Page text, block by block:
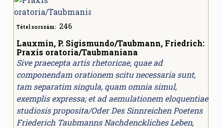
Tétel sorszám: 246
Lauxmin, P. Sigismundo/Taubmann, Friedrich:
Praxis oratoria/Taubmaniana
Sive praecepta artis rhetoricae, quae ad
componendam orationem scitu necessaria sunt,
tam separatim singula, quam omnia simul,
exemplis expressa; et ad aemulationem eloquentiae
studiosis proposita/Oder Des Sinnreichen Poetens
Friederich Taubmanns Nachdenckliches Leben,